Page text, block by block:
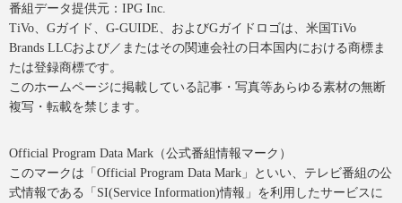
番組データ提供元：IPG Inc.
TiVo、Gガイド、G-GUIDE、およびGガイドロゴは、米国TiVo
Brands LLCおよび／またはその関連会社の日本国内における商標ま
たは登録商標です。
このホームページに掲載している記事・写真等あらゆる素材の無断
複写・転載を禁じます。
Official Program Data Mark（公式番組情報マーク）
このマークは「Official Program Data Mark」といい、テレビ番組の公
式情報である「SI(Service Information)情報」を利用したサービスに